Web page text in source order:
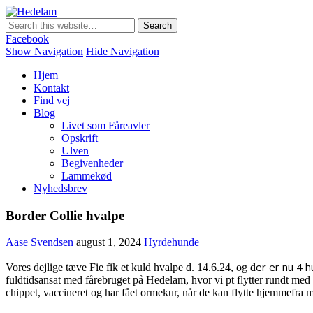
Danmarks bedste lammekød Direkte fra den Sønderjyske hede
Facebook
Show Navigation Hide Navigation
Hjem
Kontakt
Find vej
Blog
Livet som Fåreavler
Opskrift
Ulven
Begivenheder
Lammekød
Nyhedsbrev
Border Collie hvalpe
Aase Svendsen august 1, 2024 Hyrdehunde
Vores dejlige tæve Fie fik et kuld hvalpe d. 14.6.24, og der er nu 4
fuldtidsansat med fårebruget på Hedelam, hvor vi pt flytter rundt
chippet, vaccineret og har fået ormekur, når de kan flytte hjemmefra